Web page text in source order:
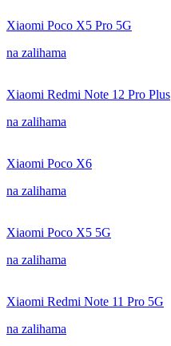
Xiaomi Poco X5 Pro 5G
na zalihama
Xiaomi Redmi Note 12 Pro Plus
na zalihama
Xiaomi Poco X6
na zalihama
Xiaomi Poco X5 5G
na zalihama
Xiaomi Redmi Note 11 Pro 5G
na zalihama